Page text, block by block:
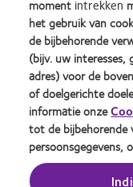
about
Silmo
d’Or
best
product
award
met
MyDay™
(2013)
about
Contact
Lens
Product
the
Year
(2013)
&
Practitioner Home
Contact
Servicevoorwaarden
Cookie beleid
moment intrekken
het gebruik van
de bijbehorende
(bijv. uw
adres) voor de
of doelgerichte
informatie onze
tot de bijbehorende
persoonsgegevens,